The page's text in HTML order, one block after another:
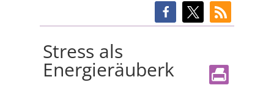
Stress als
Energieräuberk